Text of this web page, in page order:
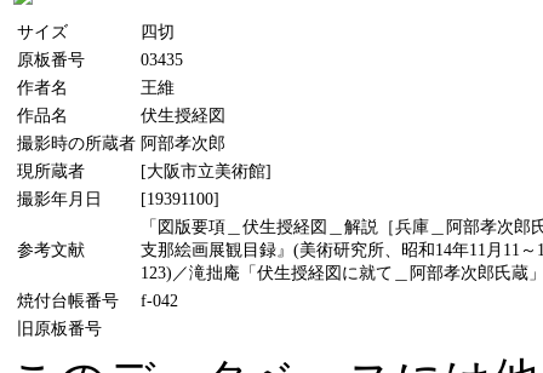
サイズ
四切
原板番号
03435
作者名
王維
作品名
伏生授経図
撮影時の所蔵者 阿部孝次郎
現所蔵者
[大阪市立美術館]
撮影年月日
[19391100]
参考文献
「図版要項＿伏生授経図＿解説［兵庫＿阿部孝次
支那絵画展観目録』(美術研究所、昭和14年11月11
123)／滝拙庵「伏生授経図に就て＿阿部孝次郎氏蔵
焼付台帳番号
f-042
旧原板番号